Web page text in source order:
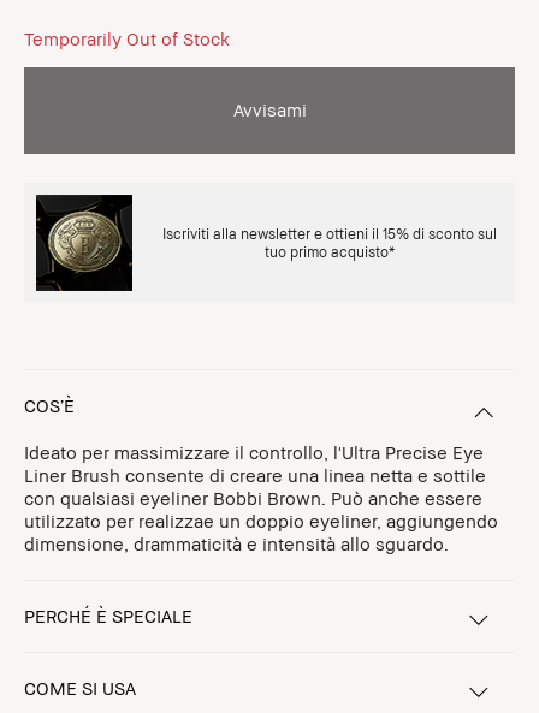
Temporarily Out of Stock
Avvisami
Iscriviti alla newsletter e ottieni il 15% di sconto sul
tuo primo acquisto*
COS’È
Ideato per massimizzare il controllo, l'Ultra Precise Eye
Liner Brush consente di creare una linea netta e sottile
con qualsiasi eyeliner Bobbi Brown. Può anche essere
utilizzato per realizzae un doppio eyeliner, aggiungendo
dimensione, drammaticità e intensità allo sguardo.
PERCHÉ È SPECIALE
COME SI USA